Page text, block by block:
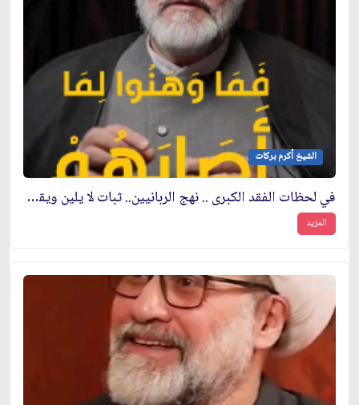
الشيخ أكرم بركات
في لحظات الفقد الكبرى .. نهج الربانيين.. ثبات لا يلين ويقين لا يتزعزع
المزيد